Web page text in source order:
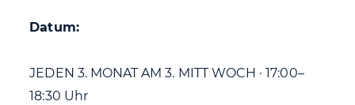
Datum:
JEDEN 3. MONAT AM 3. MITT WOCH · 17:00–
18:30 Uhr